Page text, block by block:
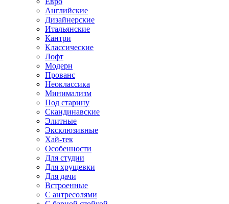
Английские
Дизайнерские
Итальянские
Кантри
Классические
Лофт
Модерн
Прованс
Неоклассика
Минимализм
Под старину
Скандинавские
Элитные
Эксклюзивные
Хай-тек
Особенности
Для студии
Для хрущевки
Для дачи
Встроенные
С антресолями